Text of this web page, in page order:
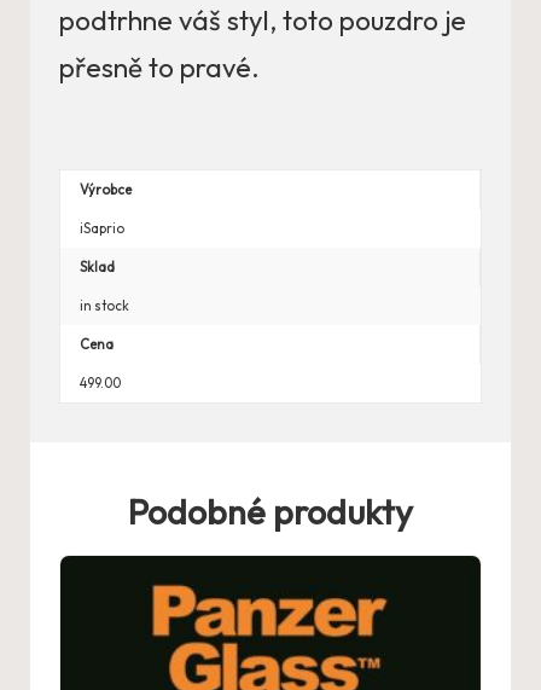
podtrhne váš styl, toto pouzdro je
přesně to pravé.
Výrobce
iSaprio
Sklad
in stock
Cena
499.00
Podobné produkty